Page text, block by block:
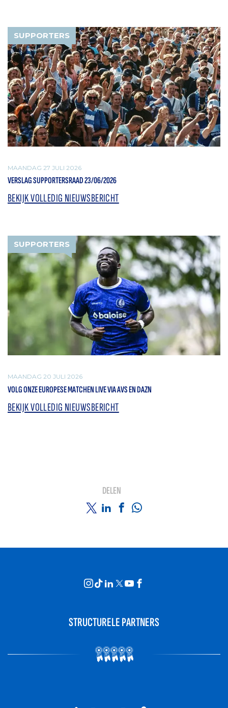
SUPPORTERS
MAANDAG 27 JULI 2026
VERSLAG SUPPORTERSRAAD 23/06/2026
BEKIJK VOLLEDIG NIEUWSBERICHT
SUPPORTERS
MAANDAG 20 JULI 2026
VOLG ONZE EUROPESE MATCHEN LIVE VIA AVS EN DAZN
BEKIJK VOLLEDIG NIEUWSBERICHT
DELEN
STRUCTURELE PARTNERS